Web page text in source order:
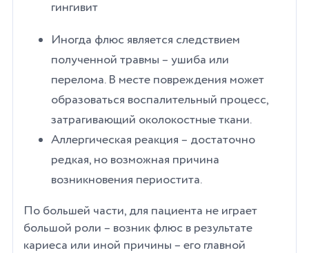
гингивит
Иногда флюс является следствием
полученной травмы – ушиба или
перелома. В месте повреждения может
образоваться воспалительный процесс,
затрагивающий околокостные ткани.
Аллергическая реакция – достаточно
редкая, но возможная причина
возникновения периостита.
По большей части, для пациента не играет
большой роли – возник флюс в результате
кариеса или иной причины – его главной